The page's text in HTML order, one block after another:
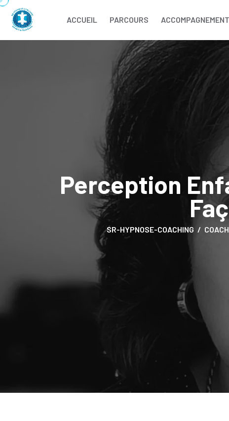
ACCUEIL PARCOURS ACCOMPAGNEMENT
Perception
SR-HYPNOSE-COACHING